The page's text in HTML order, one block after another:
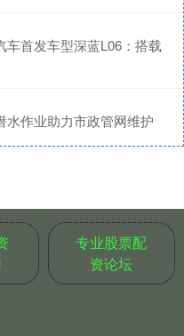
首发车型深蓝L06：搭载
水作业助力市政管网维护
专业股票配
资论坛